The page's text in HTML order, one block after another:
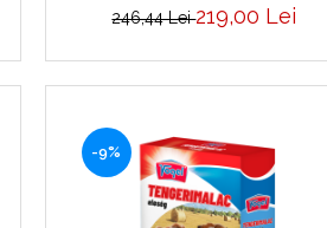
246,44 Lei219,00 Lei
-9%